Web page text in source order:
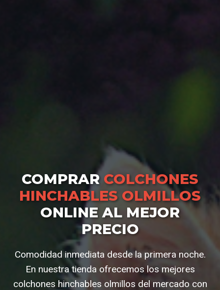
COMPRAR COLCHONES
HINCHABLES OLMILLOS
ONLINE AL MEJOR
PRECIO
Comodidad inmediata desde la primera noche.
En nuestra tienda ofrecemos los mejores
colchones hinchables olmillos del mercado con